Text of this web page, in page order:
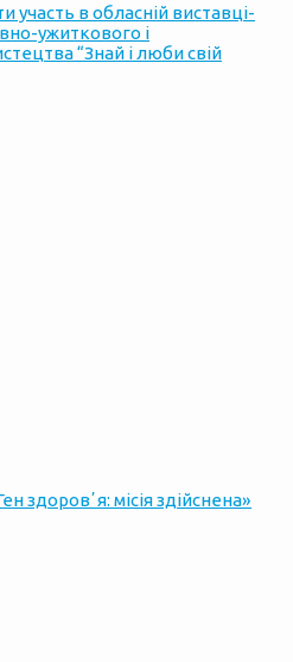
участь в обласній виставці-
ужиткового і
“Знай і люби свій
здоровʼя: місія здійснена»